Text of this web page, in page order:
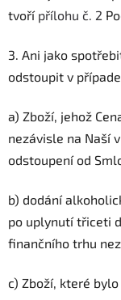
tvoří přílohu č. 2
3. Ani jako
odstoupit v
a) Zboží, jehož
nezávisle na Naší
odstoupení od
b) dodání
po uplynutí třiceti
finančního trhu
c) Zboží, které